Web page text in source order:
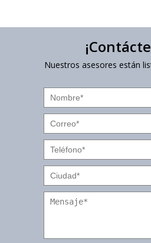
Nuestros asesores están